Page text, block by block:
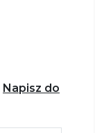
Napisz do